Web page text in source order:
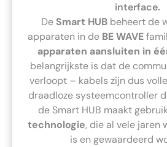
interface.
De Smart HUB beheert de
apparaten in de BE WAVE
apparaten aansluiten in
belangrijkste is dat de
verloopt – kabels zijn dus
draadloze systeemcontroller
de Smart HUB maakt
technologie, die al vele jaren
is en gewaardeerd